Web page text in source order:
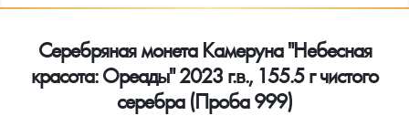
Инвестиционные монеты
Монеты Россия и СССР
Памятные и старинные монеты
Как сделать заказ
Подлинность монет
Доставка
Серебряная монета Камеруна "Небесная
красота: Ореады" 2023 г.в., 155.5 г чистого
серебра (Проба 999)